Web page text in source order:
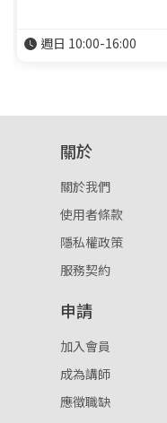
週日 10:00-16:00
關於
關於我們
使用者條款
隱私權政策
服務契約
申請
加入會員
成為講師
應徵職缺